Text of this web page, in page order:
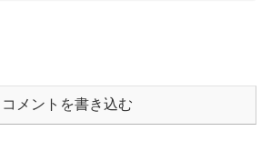
コメントを書き込む